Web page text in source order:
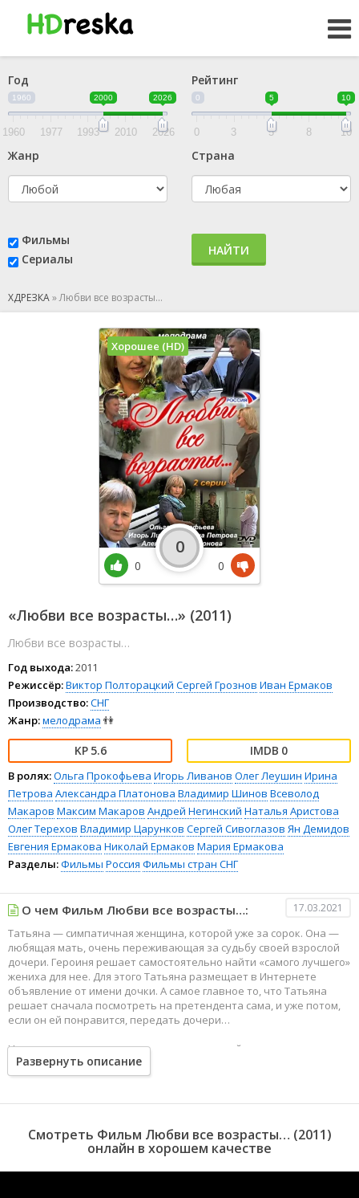
Год
1960 2000 2026
1960 1977 1993 2010 2026
Рейтинг
0 5 10
0 3 5 8 10
Жанр Страна
Фильмы
Сериалы
НАЙТИ
ХДРЕЗКА»Любви все возрасты…
«Любви все возрасты…» (2011)
Любви все возрасты…
Год выхода:2011
Режиссёр:Виктор Полторацкий Сергей Грознов Иван Ермаков
Производство:СНГ
Жанр:мелодрама 👫
5.6 0
В ролях:Ольга Прокофьева Игорь Ливанов Олег Леушин Ирина
Петрова Александра Платонова Владимир Шинов Всеволод
Макаров Максим Макаров Андрей Негинский Наталья Аристова
Олег Терехов Владимир Царунков Сергей Сивоглазов Ян Демидов
Евгения Ермакова Николай Ермаков Мария Ермакова
Разделы:Фильмы Россия Фильмы стран СНГ
Хорошее (HD)
0
0
0
О чем Фильм Любви все возрасты…: 17.03.2021
Татьяна — симпатичная женщина, которой уже за сорок. Она —
любящая мать, очень переживающая за судьбу своей взрослой
дочери. Героиня решает самостоятельно найти «самого лучшего»
жениха для нее. Для этого Татьяна размещает в Интернете
объявление от имени дочки. А самое главное то, что Татьяна
решает сначала посмотреть на претендента сама, и уже потом,
если он ей понравится, передать дочери…
Но что делать, если в это же время одинокий отец «немного за
пятьдесят», испытывает те же чувства по отношению к своему
сыну? И конечно, тоже не готов доверить его первой встречной.
не в курсе отцовских планов. Надо сначала самому все
Встреча двух беспокойных родителей абсолютно неотвратима, а
Развернуть описание
Смотреть Фильм Любви все возрасты… (2011)
онлайн в хорошем качестве